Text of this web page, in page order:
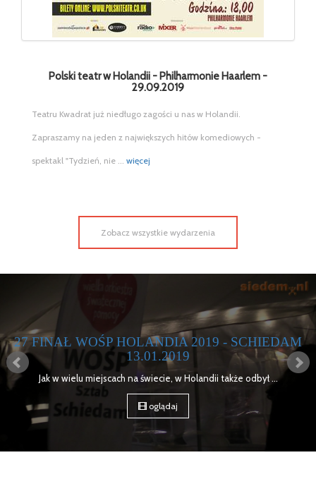
Polski teatr w Holandii - Philharmonie Haarlem -
29.09.2019
Teatru Kwadrat już niedługo zagości u nas w Holandii.
Zapraszamy na jeden z największych hitów komediowych -
spektakl "Tydzień, nie ... więcej
Zobacz wszystkie wydarzenia
...
MOTOSERCE BRUKSELA 2018 -
15 kwietnia 2018 roku w Brukseli Odbyła się